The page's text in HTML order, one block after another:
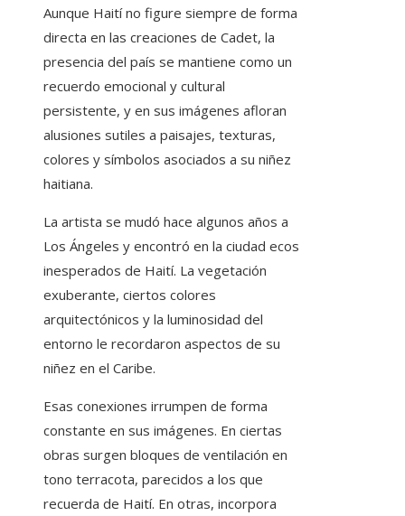
Aunque Haití no figure siempre de forma
directa en las creaciones de Cadet, la
presencia del país se mantiene como un
recuerdo emocional y cultural
persistente, y en sus imágenes afloran
alusiones sutiles a paisajes, texturas,
colores y símbolos asociados a su niñez
haitiana.
La artista se mudó hace algunos años a
Los Ángeles y encontró en la ciudad ecos
inesperados de Haití. La vegetación
exuberante, ciertos colores
arquitectónicos y la luminosidad del
entorno le recordaron aspectos de su
niñez en el Caribe.
Esas conexiones irrumpen de forma
constante en sus imágenes. En ciertas
obras surgen bloques de ventilación en
tono terracota, parecidos a los que
recuerda de Haití. En otras, incorpora